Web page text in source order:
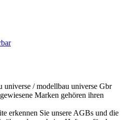
/ modellbau universe Gbr
Marken gehören ihren
erkennen Sie unsere AGBs und die